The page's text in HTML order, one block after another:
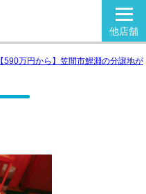
他店舗
【590万円から】笠間市鯉淵の分譲地が